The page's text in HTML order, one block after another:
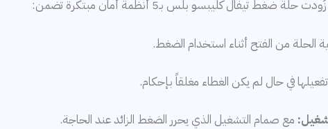
تيفال كليبسو بلس بـ5 أنظمة أمان مبتكرة تضمن:
الحلة من الفتح أثناء استخدام الضغط.
في حال لم يكن الغطاء مغلقاً بإحكام.
مع صمام التشغيل الذي يحرر الضغط الزائد عند الحاجة.